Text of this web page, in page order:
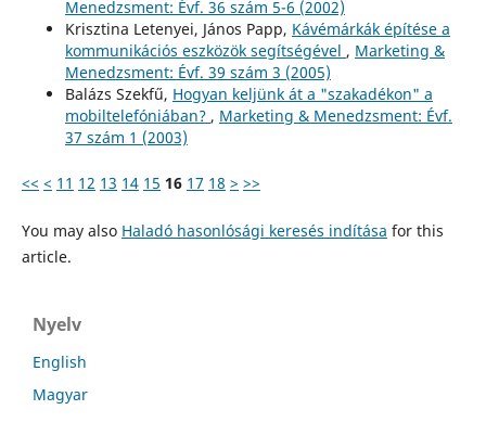
Menedzsment: Évf. 36 szám 5-6 (2002)
Krisztina Letenyei, János Papp, Kávémárkák építése a
kommunikációs eszközök segítségével , Marketing &
Menedzsment: Évf. 39 szám 3 (2005)
Balázs Szekfű, Hogyan keljünk át a "szakadékon" a
mobiltelefóniában? , Marketing & Menedzsment: Évf.
37 szám 1 (2003)
<< < 11 12 13 14 15 16 17 18 > >>
You may also Haladó hasonlósági keresés indítása for this
article.
Nyelv
English
Magyar